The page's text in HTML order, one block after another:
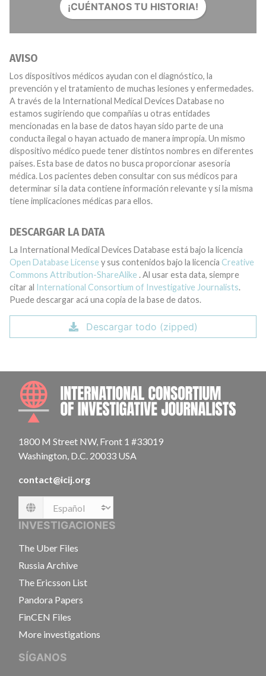
¡CUÉNTANOS TU HISTORIA!
AVISO
Los dispositivos médicos ayudan con el diagnóstico, la
prevención y el tratamiento de muchas lesiones y enfermedades.
A través de la International Medical Devices Database no
estamos sugiriendo que compañías u otras entidades
mencionadas en la base de datos hayan sido parte de una
conducta ilegal o hayan actuado de manera impropia. Un mismo
dispositivo médico puede tener distintos nombres en diferentes
países. Esta base de datos no busca proporcionar asesoría
médica. Los pacientes deben consultar con sus médicos para
determinar si la data contiene información relevante y si la misma
tiene implicaciones médicas para ellos.
DESCARGAR LA DATA
La International Medical Devices Database está bajo la licencia
Open Database License y sus contenidos bajo la licencia Creative
Commons Attribution-ShareAlike . Al usar esta data, siempre
citar al International Consortium of Investigative Journalists.
Puede descargar acá una copia de la base de datos.
Descargar todo (zipped)
1800 M Street NW, Front 1 #33019
Washington, D.C. 20033 USA
contact@icij.org
Language
INVESTIGACIONES
The Uber Files
Russia Archive
The Ericsson List
Pandora Papers
FinCEN Files
More investigations
SÍGANOS